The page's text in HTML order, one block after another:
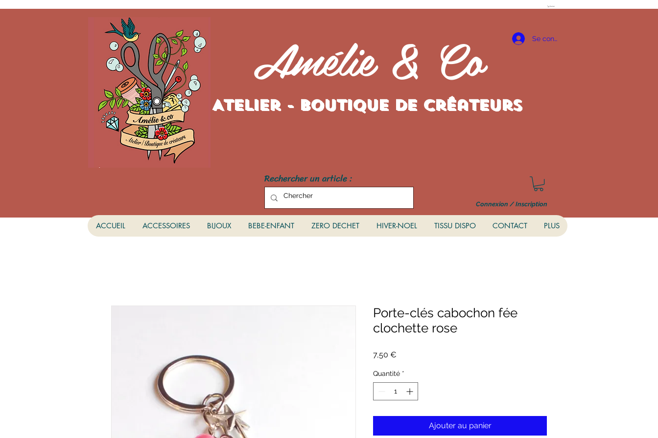
Panier
Amélie & Co
Atelier - Boutique de créateurs
Connexion / Inscription
Rechercher un article :
ACCUEIL ACCESSOIRES BIJOUX BEBE-ENFANT ZERO DECHET HIVER-NOEL TISSU DISPO CONTACT PLUS
Se connecter
Porte-clés cabochon fée
clochette rose
7,50 €
Quantité *
Ajouter au panier